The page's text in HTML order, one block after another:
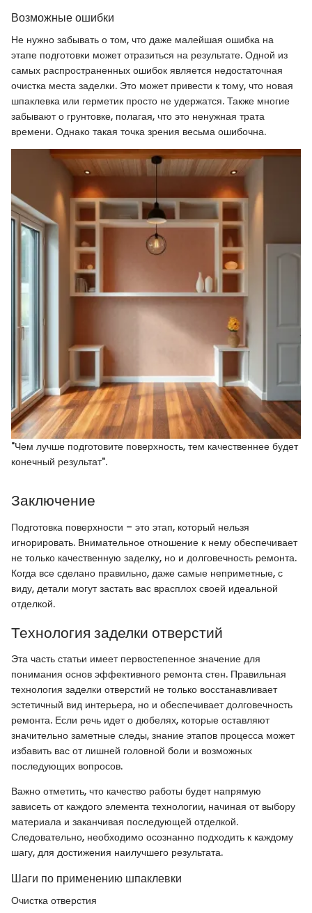
Возможные ошибки
Не нужно забывать о том, что даже малейшая ошибка на
этапе подготовки может отразиться на результате. Одной из
самых распространенных ошибок является недостаточная
очистка места заделки. Это может привести к тому, что новая
шпаклевка или герметик просто не удержатся. Также многие
забывают о грунтовке, полагая, что это ненужная трата
времени. Однако такая точка зрения весьма ошибочна.
"Чем лучше подготовите поверхность, тем качественнее будет
конечный результат".
Заключение
Подготовка поверхности – это этап, который нельзя
игнорировать. Внимательное отношение к нему обеспечивает
не только качественную заделку, но и долговечность ремонта.
Когда все сделано правильно, даже самые неприметные, с
виду, детали могут застать вас врасплох своей идеальной
отделкой.
Технология заделки отверстий
Эта часть статьи имеет первостепенное значение для
понимания основ эффективного ремонта стен. Правильная
технология заделки отверстий не только восстанавливает
эстетичный вид интерьера, но и обеспечивает долговечность
ремонта. Если речь идет о дюбелях, которые оставляют
значительно заметные следы, знание этапов процесса может
избавить вас от лишней головной боли и возможных
последующих вопросов.
Важно отметить, что качество работы будет напрямую
зависеть от каждого элемента технологии, начиная от выбору
материала и заканчивая последующей отделкой.
Следовательно, необходимо осознанно подходить к каждому
шагу, для достижения наилучшего результата.
Шаги по применению шпаклевки
Очистка отверстия